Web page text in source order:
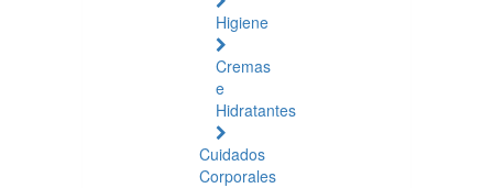
Higiene
Cremas
e
Hidratantes
Cuidados
Corporales